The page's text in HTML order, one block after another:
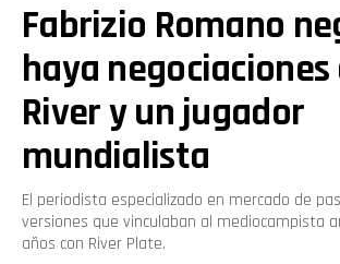
Fabrizio Romano
haya
River y un jugador
mundialista
El periodista especializado en mercado de
versiones que vinculaban al mediocampista
años con River Plate.